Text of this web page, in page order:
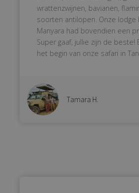
wrattenzwijnen, bavianen,
soorten antilopen. Onze lodge
Manyara had bovendien een
Super gaaf, jullie zijn de beste!
het begin van onze safari in
Tamara H.